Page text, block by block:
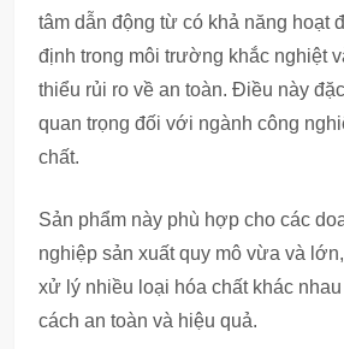
tâm dẫn động từ có khả năng hoạt
định trong môi trường khắc nghiệt
thiểu rủi ro về an toàn. Điều này
quan trọng đối với ngành công
chất.
Sản phẩm này phù hợp cho các
nghiệp sản xuất quy mô vừa và
xử lý nhiều loại hóa chất khác nhau
cách an toàn và hiệu quả.